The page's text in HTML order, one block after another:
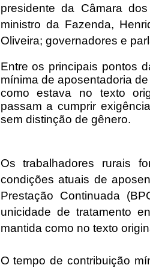
presidente da Câmara
ministro da Fazenda,
Oliveira; governadores e
Entre os principais pontos
mínima de aposentadoria
como estava no texto
passam a cumprir
sem distinção de gênero.
Os trabalhadores rurais
condições atuais de
Prestação Continuada
unicidade de tratamento
mantida como no texto
O tempo de contribuição